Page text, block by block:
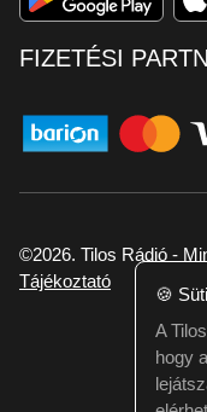
FIZETÉSI
©2026. Tilos Rádió -
Tájékoztató
Ha
🍪
A
hogy